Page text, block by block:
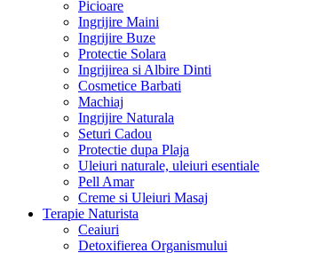
Picioare
Ingrijire Maini
Ingrijire Buze
Protectie Solara
Ingrijirea si Albire Dinti
Cosmetice Barbati
Machiaj
Ingrijire Naturala
Seturi Cadou
Protectie dupa Plaja
Uleiuri naturale, uleiuri esentiale
Pell Amar
Creme si Uleiuri Masaj
Terapie Naturista
Ceaiuri
Detoxifierea Organismului